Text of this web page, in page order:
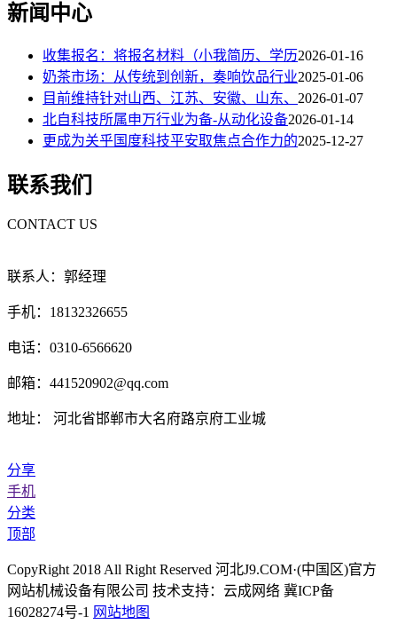
新闻中心
收集报名：将报名材料（小我简历、学历2026-01-16
奶茶市场：从传统到创新，奏响饮品行业2025-01-06
目前维持针对山西、江苏、安徽、山东、 2026-01-07
北自科技所属申万行业为备-从动化设备2026-01-14
更成为关乎国度科技平安取焦点合作力的2025-12-27
联系我们
CONTACT US
联系人：郭经理
手机：18132326655
电话：0310-6566620
邮箱：441520902@qq.com
地址： 河北省邯郸市大名府路京府工业城
分享
手机
分类
顶部
CopyRight 2018 All Right Reserved 河北J9.COM·(中国区)官方
网站机械设备有限公司 技术支持：云成网络 冀ICP备
16028274号-1 网站地图